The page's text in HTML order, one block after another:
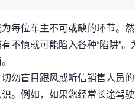
每位车主不可或缺的环节。
不慎就可能陷入各种“陷阱”
勿盲目跟风或听信销售人员
。例如，如果您经常长途驾